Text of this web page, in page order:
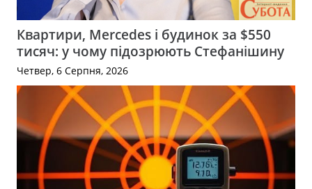
Квартири, Mercedes і будинок за $550
тисяч: у чому підозрюють Стефанішину
Четвер, 6 Серпня, 2026